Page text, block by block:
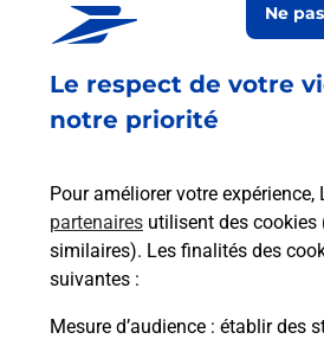
Le respect de votre
notre priorité
Pour améliorer votre expérience,
partenaires utilisent des cookies
similaires). Les finalités des
suivantes :
Mesure d’audience : établir des
Ne
Services
En savoir plus